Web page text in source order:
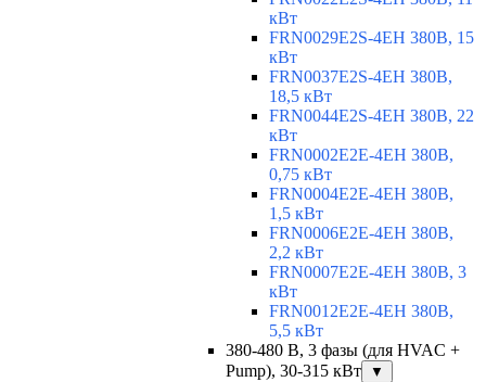
кВт
FRN0029E2S-4EH 380В, 15
кВт
FRN0037E2S-4EH 380В,
18,5 кВт
FRN0044E2S-4EH 380В, 22
кВт
FRN0002E2E-4EH 380В,
0,75 кВт
FRN0004E2E-4EH 380В,
1,5 кВт
FRN0006E2E-4EH 380В,
2,2 кВт
FRN0007E2E-4EH 380В, 3
кВт
FRN0012E2E-4EH 380В,
5,5 кВт
380-480 В, 3 фазы (для HVAC +
Pump), 30-315 кВт
▼